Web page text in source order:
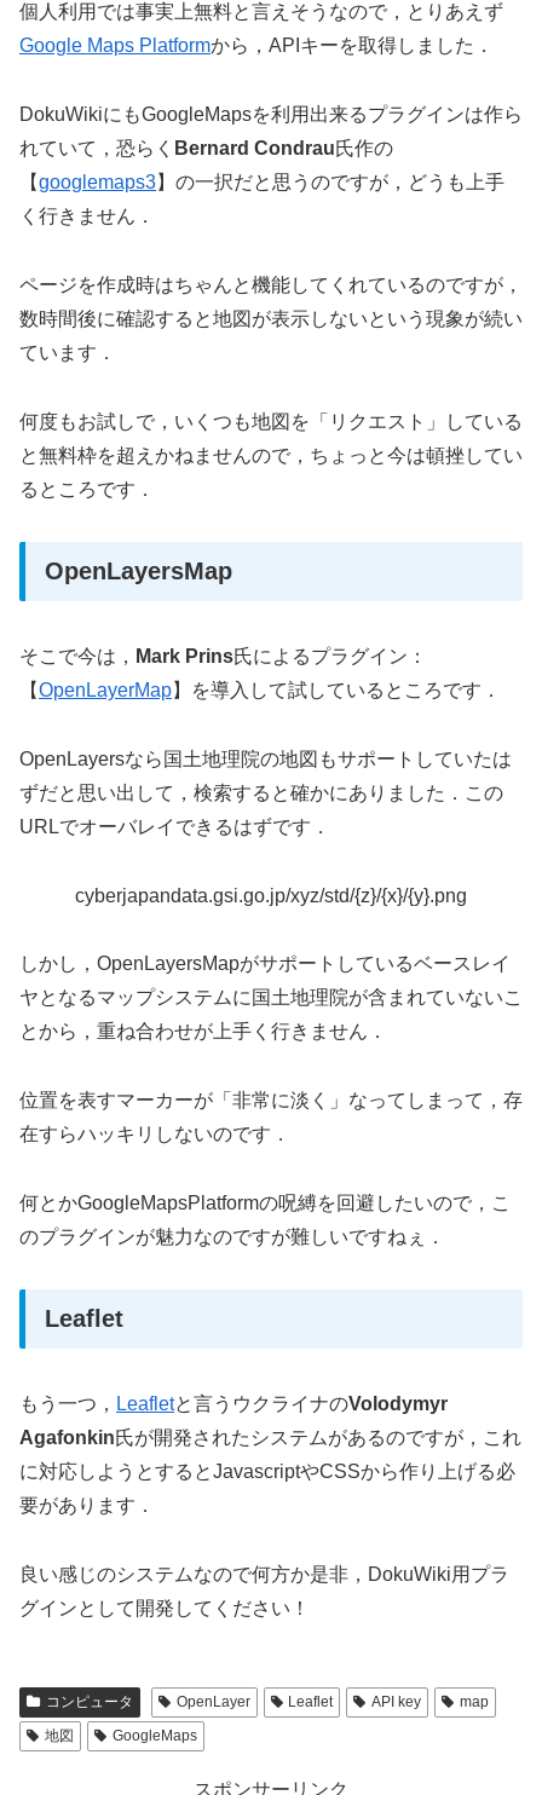
個人利用では事実上無料と言えそうなので，とりあえず
Google Maps Platformから，APIキーを取得しました．
DokuWikiにもGoogleMapsを利用出来るプラグインは作ら
れていて，恐らく Bernard Condrau氏作の
【googlemaps3】の一択だと思うのですが，どうも上手
く行きません．
ページを作成時はちゃんと機能してくれているのですが，
数時間後に確認すると地図が表示しないという現象が続い
ています．
何度もお試しで，いくつも地図を「リクエスト」している
と無料枠を超えかねませんので，ちょっと今は頓挫してい
るところです．
OpenLayersMap
そこで今は， Mark Prins氏によるプラグイン：
【OpenLayerMap】を導入して試しているところです．
OpenLayersなら国土地理院の地図もサポートしていたは
ずだと思い出して，検索すると確かにありました．この
URLでオーバレイできるはずです．
cyberjapandata.gsi.go.jp/xyz/std/{z}/{x}/{y}.png
しかし，OpenLayersMapがサポートしているベースレイ
ヤとなるマップシステムに国土地理院が含まれていないこ
とから，重ね合わせが上手く行きません．
位置を表すマーカーが「非常に淡く」なってしまって，存
在すらハッキリしないのです．
何とかGoogleMapsPlatformの呪縛を回避したいので，こ
のプラグインが魅力なのですが難しいですねぇ．
Leaflet
もう一つ， Leafletと言うウクライナのVolodymyr
Agafonkin氏が開発されたシステムがあるのですが，これ
に対応しようとするとJavascriptやCSSから作り上げる必
要があります．
良い感じのシステムなので何方か是非，DokuWiki用プラ
グインとして開発してください！
コンピュータ OpenLayer Leaflet API key
map
地図
GoogleMaps
スポンサーリンク